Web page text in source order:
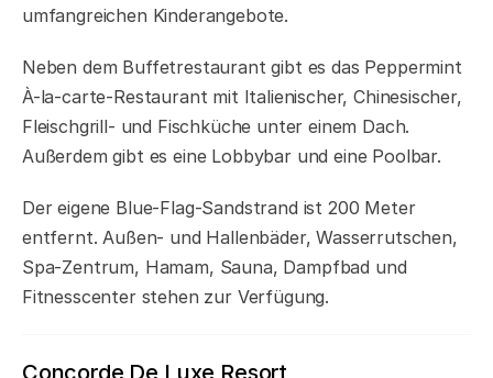
umfangreichen Kinderangebote.
Neben dem Buffetrestaurant gibt es das Peppermint
À-la-carte-Restaurant mit Italienischer, Chinesischer,
Fleischgrill- und Fischküche unter einem Dach.
Außerdem gibt es eine Lobbybar und eine Poolbar.
Der eigene Blue-Flag-Sandstrand ist 200 Meter
entfernt. Außen- und Hallenbäder, Wasserrutschen,
Spa-Zentrum, Hamam, Sauna, Dampfbad und
Fitnesscenter stehen zur Verfügung.
Concorde De Luxe Resort